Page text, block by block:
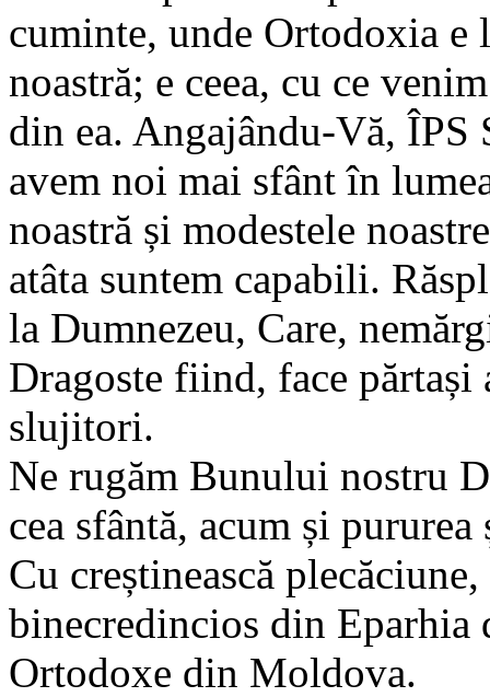
cuminte, unde Ortodoxia e
noastră; e ceea, cu ce
din ea. Angajându-Vă, ÎPS
avem noi mai sfânt în
noastră și modestele
atâta suntem capabili.
la Dumnezeu, Care,
Dragoste fiind, face
slujitori.
Ne rugăm Bunului nostru
cea sfântă, acum și
Cu creștinească
binecredincios din
Ortodoxe din Moldova.